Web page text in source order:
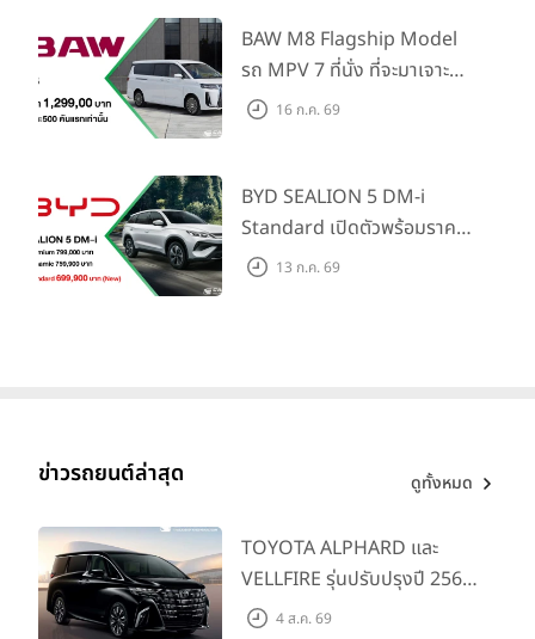
Traffic Monitor เพียงจอง
ภายใน 31 ก.ค. 2569 รับบัตร
น้ำมันมูลค่า 10,000 บาท
BAW M8 Flagship Model
รถ MPV 7 ที่นั่ง ที่จะมาเจาะ
ตลาดครอบครัวและองค์กรยุค
แรก)
16 ก.ค. 69
BYD SEALION 5 DM-i
Standard เปิดตัวพร้อมราคา
คาดการณ์ 699,900 บาท รุ่น
13 ก.ค. 69
ข่าวรถยนต์ล่าสุด ดูทั้งหมด
TOYOTA ALPHARD และ
VELLFIRE รุ่นปรับปรุงปี 2569
พร้อมรุ่นย่อยใหม่ HEV
4 ส.ค. 69